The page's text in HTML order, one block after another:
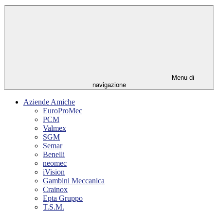
Menu di
navigazione
Aziende Amiche
EuroProMec
PCM
Valmex
SGM
Semar
Benelli
neomec
iVision
Gambini Meccanica
Crainox
Epta Gruppo
T.S.M.